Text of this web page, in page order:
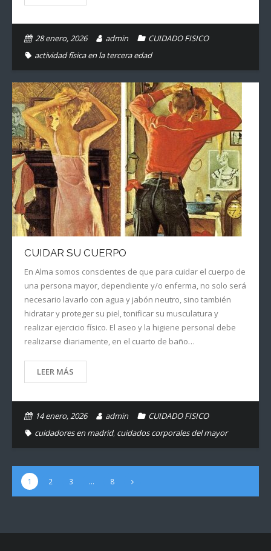
28 enero, 2026 admin
CUIDADO FISICO
actividad física en la tercera edad
CUIDAR SU CUERPO
En Alma somos conscientes de que para cuidar el cuerpo de
una persona mayor, dependiente y/o enferma, no solo será
necesario lavarlo con agua y jabón neutro, sino también
hidratar y proteger su piel, tonificar su musculatura y
realizar ejercicio físico. El aseo y la higiene personal debe
realizarse diariamente, en el cuarto de baño…
LEER MÁS
14 enero, 2026 admin
CUIDADO FISICO
cuidadores en madrid, cuidados corporales del mayor
1 2 3 … 8